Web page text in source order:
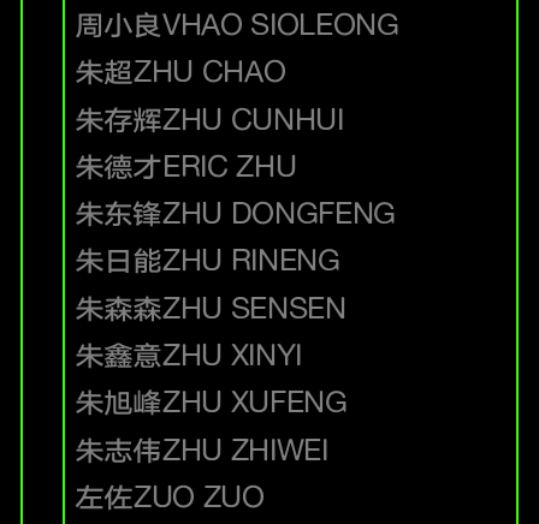
周小良VHAO SIOLEONG
朱超ZHU CHAO
朱存辉ZHU CUNHUI
朱德才ERIC ZHU
朱东锋ZHU DONGFENG
朱日能ZHU RINENG
朱森森ZHU SENSEN
朱鑫意ZHU XINYI
朱旭峰ZHU XUFENG
朱志伟ZHU ZHIWEI
左佐ZUO ZUO